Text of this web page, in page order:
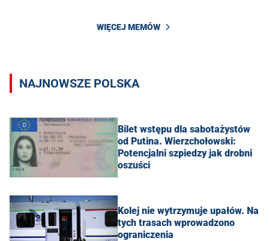
WIĘCEJ MEMÓW
NAJNOWSZE POLSKA
Bilet wstępu dla sabotażystów
od Putina. Wierzchołowski:
Potencjalni szpiedzy jak drobni
oszuści
Kolej nie wytrzymuje upałów. Na
tych trasach wprowadzono
ograniczenia